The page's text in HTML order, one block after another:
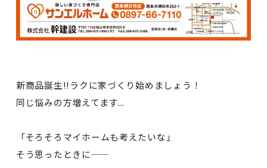
新商品誕生!!ラクに家づくり始めましょう！
同じ悩みの方増えてます...
「そろそろマイホームも考えたいな」
そう思ったときに——